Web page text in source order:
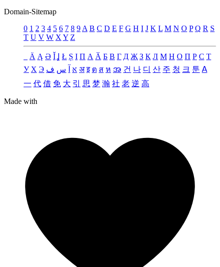
Domain-Sitemap
0 1 2 3 4 5 6 7 8 9 A B C D E F G H I J K L M N O P Q R S
T U V W X Y Z
Ä Ą Ə Ǐ Ʝ Ł Ș Ι Π А Ӑ Б В Г Д Җ З К Л М Н О П Р С Т
У Х Э א س ف अ इ ต ส ห အ 건 나 디 산 주 청 크 툰 ꓮ
一 代 借 免 大 引 思 梦 瀚 社 老 逆 高
Made with